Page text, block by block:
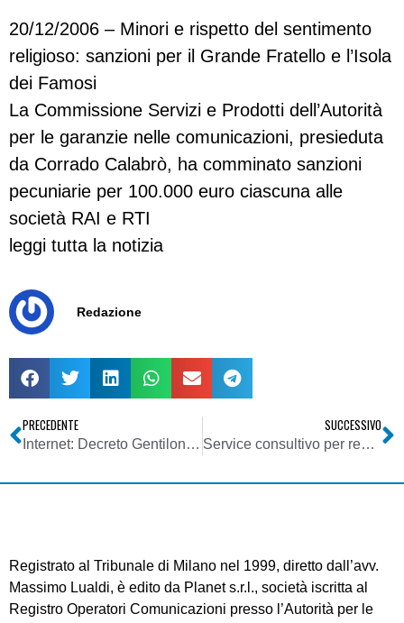
20/12/2006 – Minori e rispetto del sentimento
religioso: sanzioni per il Grande Fratello e l’Isola
dei Famosi
La Commissione Servizi e Prodotti dell’Autorità
per le garanzie nelle comunicazioni, presieduta
da Corrado Calabrò, ha comminato sanzioni
pecuniarie per 100.000 euro ciascuna alle
società RAI e RTI
leggi tutta la notizia
Redazione
PRECEDENTE
Internet: Decreto Gentiloni per oscurare siti pedopornografici
SUCCESSIVO
Service consultivo per registrazione marchi d’impresa
Registrato al Tribunale di Milano nel 1999, diretto dall’avv.
Massimo Lualdi, è edito da Planet s.r.l., società iscritta al
Registro Operatori Comunicazioni presso l’Autorità per le